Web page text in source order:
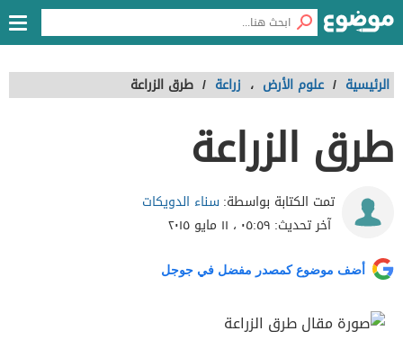
الرئيسية / علوم الأرض ، زراعة / طرق الزراعة
طرق الزراعة
تمت الكتابة بواسطة:سناء الدويكات
آخر تحديث: ٠٥:٥٩ ، ١١ مايو ٢٠١٥
أضف موضوع كمصدر مفضل في جوجل